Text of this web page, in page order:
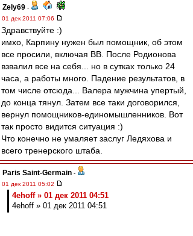
Zely69 -
01 дек 2011 07:06
Здравствуйте :)
имхо, Карпину нужен был помощник, об этом
все просили, включая ВВ. После Родионова
взвалил все на себя... но в сутках только 24
часа, а работы много. Падение результатов, в
том числе отсюда... Валера мужчина упертый,
до конца тянул. Затем все таки договорился,
вернул помощников-единомышленников. Вот
так просто видится ситуация :)
Что конечно не умаляет заслуг Ледяхова и
всего тренерского штаба.
Paris Saint-Germain -
01 дек 2011 05:02
4ehoff » 01 дек 2011 04:51
4ehoff » 01 дек 2011 04:51